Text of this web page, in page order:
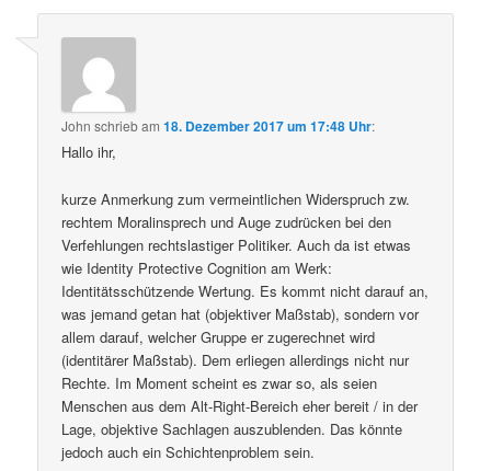
John schriebam18. Dezember 2017 um 17:48 Uhr:
Hallo ihr,
kurze Anmerkung zum vermeintlichen Widerspruch zw.
rechtem Moralinsprech und Auge zudrücken bei den
Verfehlungen rechtslastiger Politiker. Auch da ist etwas
wie Identity Protective Cognition am Werk:
Identitätsschützende Wertung. Es kommt nicht darauf an,
was jemand getan hat (objektiver Maßstab), sondern vor
allem darauf, welcher Gruppe er zugerechnet wird
(identitärer Maßstab). Dem erliegen allerdings nicht nur
Rechte. Im Moment scheint es zwar so, als seien
Menschen aus dem Alt-Right-Bereich eher bereit / in der
Lage, objektive Sachlagen auszublenden. Das könnte
jedoch auch ein Schichtenproblem sein.